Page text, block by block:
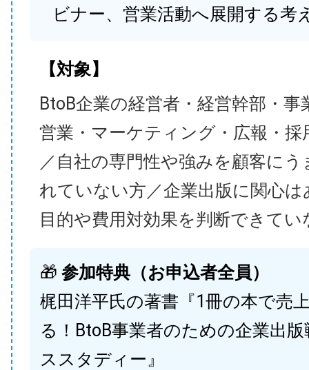
ビナー、営業活動へ展開する考
【対象】
BtoB企業の経営者・経営幹部・事
営業・マーケティング・広報・採
／自社の専門性や強みを顧客に
れていない方／企業出版に関心
目的や費用対効果を判断できてい
🎁 参加特典（お申込者全員）
梶田洋平氏の著書『1冊の本で売
る！BtoB事業者のための企業出
ススタディー』